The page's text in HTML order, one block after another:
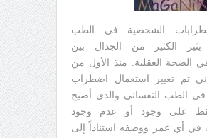
الشخصية في الطب
يثير الكثير من الجدال بين
في الصحة العقلية. منذ الأول من
تم تغيير استعمال اضطراب
في الطب النفساني والذي أصبح
على وجود أو عدم وجود
في أي عمر ووصفه استناداً إلى